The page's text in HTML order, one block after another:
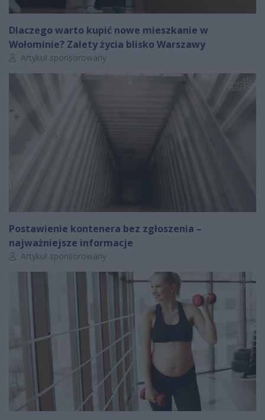
Dlaczego warto kupić nowe mieszkanie w
Wołominie? Zalety życia blisko Warszawy
Autor artykułu:
Artykuł sponsorowany
Postawienie kontenera bez zgłoszenia –
najważniejsze informacje
Autor artykułu:
Artykuł sponsorowany